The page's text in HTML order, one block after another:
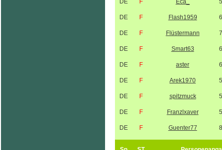
DE F Eca_
DE F Flash1959
DE F Flüstermann
DE F Smart63
DE F aster
DE F Arek1970
DE F spitzmuck
DE F Franzlxaver
DE F Guenter77